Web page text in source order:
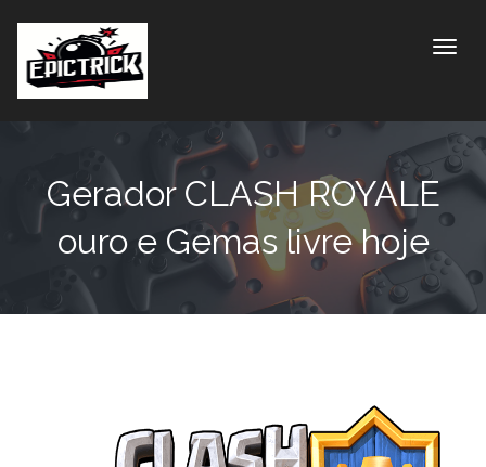
Gerador CLASH ROYALE
ouro e Gemas livre hoje